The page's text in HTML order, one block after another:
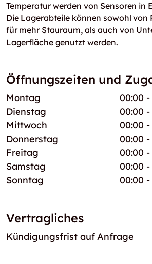
Temperatur werden von Sensoren in
Die Lagerabteile können sowohl von
für mehr Stauraum, als auch von
Lagerfläche genutzt werden.
Öffnungszeiten und
Montag
00:00
Dienstag
00:00
Mittwoch
00:00
Donnerstag
00:00
Freitag
00:00
Samstag
00:00
Sonntag
00:00
Vertragliches
Kündigungsfrist auf Anfrage